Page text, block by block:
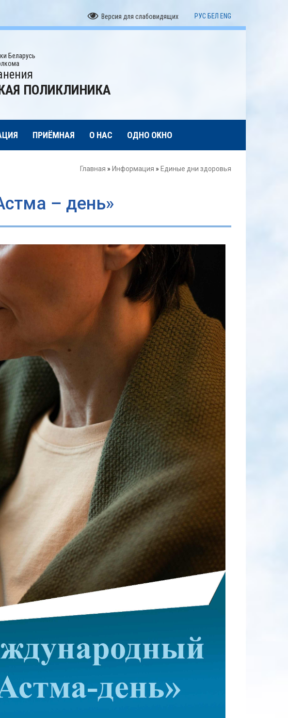
Версия для слабовидящих РУС БЕЛ ENG
Беларусь
ПОЛИКЛИНИКА
ПРИЁМНАЯ О НАС ОДНО ОКНО
Главная » Информация » Единые дни здоровья
– день»